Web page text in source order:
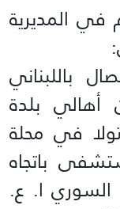
المديرية
فقد الإتصال باللبناني
بلدة
في محلة
باتجاه
السوري ا. ع.